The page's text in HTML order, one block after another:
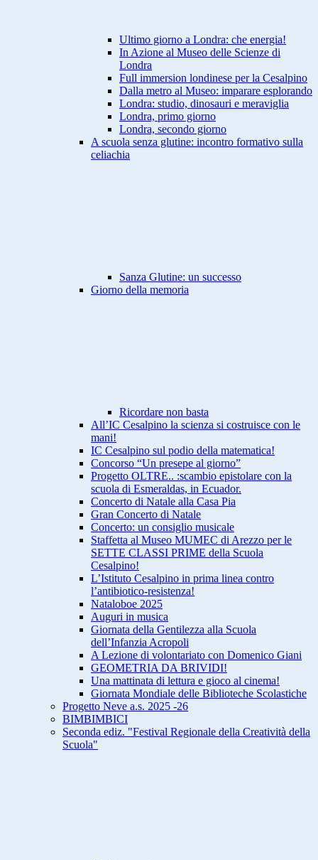
Ultimo giorno a Londra: che energia!
In Azione al Museo delle Scienze di
Londra
Full immersion londinese per la Cesalpino
Dalla metro al Museo: imparare esplorando
Londra: studio, dinosauri e meraviglia
Londra, primo giorno
Londra, secondo giorno
A scuola senza glutine: incontro formativo sulla
celiachia
Sanza Glutine: un successo
Giorno della memoria
Ricordare non basta
All’IC Cesalpino la scienza si costruisce con le
mani!
IC Cesalpino sul podio della matematica!
Concorso “Un presepe al giorno”
Progetto OLTRE.. :scambio epistolare con la
scuola di Esmeraldas, in Ecuador.
Concerto di Natale alla Casa Pia
Gran Concerto di Natale
Concerto: un consiglio musicale
Staffetta al Museo MUMEC di Arezzo per le
SETTE CLASSI PRIME della Scuola
Cesalpino!
L’Istituto Cesalpino in prima linea contro
l’antibiotico-resistenza!
Nataloboe 2025
Auguri in musica
Giornata della Gentilezza alla Scuola
dell’Infanzia Acropoli
A Lezione di volontariato con Domenico Giani
GEOMETRIA DA BRIVIDI!
Una mattinata di lettura e gioco al cinema!
Giornata Mondiale delle Biblioteche Scolastiche
Progetto Neve a.s. 2025 -26
BIMBIMBICI
Seconda ediz. "Festival Regionale della Creatività della
Scuola"